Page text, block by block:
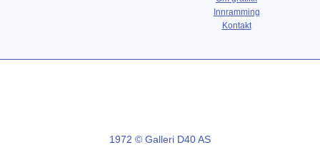
Innramming
Kontakt
1972 © Galleri D40 AS